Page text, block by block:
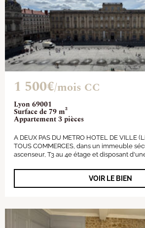
Lyon 69001
Surface de 79 m²
Appartement 3 pièces
1 500€/mois CC
A DEUX PAS DU METRO HOTEL DE VILLE
TOUS COMMERCES, dans un immeuble
ascenseur, T3 au 4e étage et disposant
VOIR LE BIEN